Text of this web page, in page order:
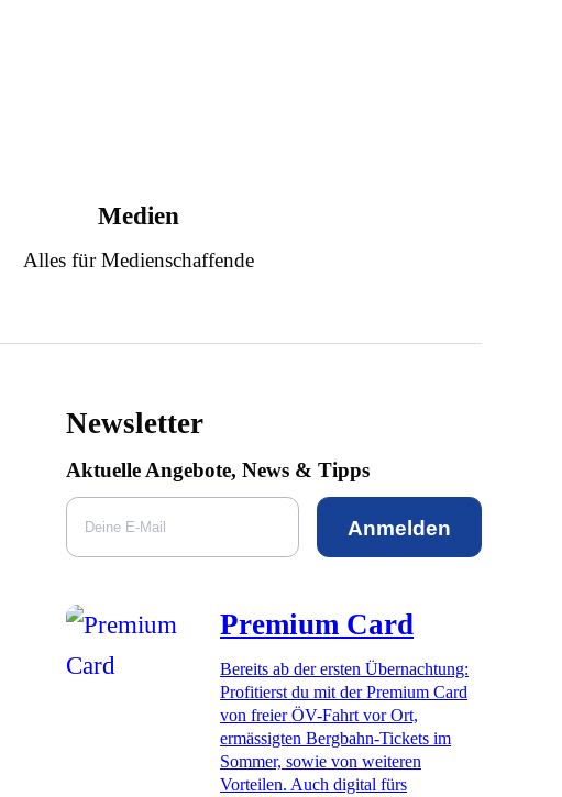
Medien
Alles für Medienschaffende
Newsletter
Aktuelle Angebote, News & Tipps
Anmelden
Premium Card
Bereits ab der ersten Übernachtung:
Profitierst du mit der Premium Card
von freier ÖV-Fahrt vor Ort,
ermässigten Bergbahn-Tickets im
Sommer, sowie von weiteren
Vorteilen. Auch digital fürs